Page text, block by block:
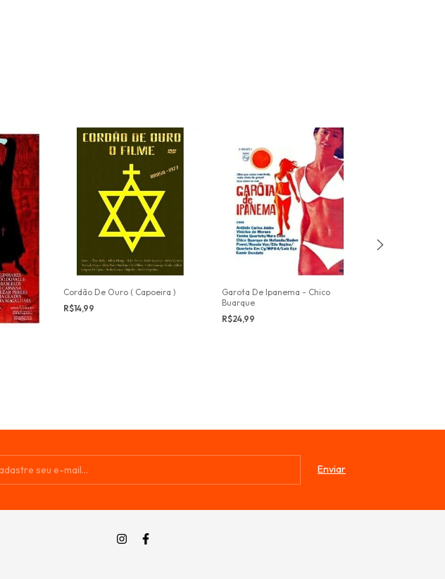
Cordão De Ouro ( Capoeira )
R$14,99
Garota De Ipanema - Chico
Buarque
R$24,99